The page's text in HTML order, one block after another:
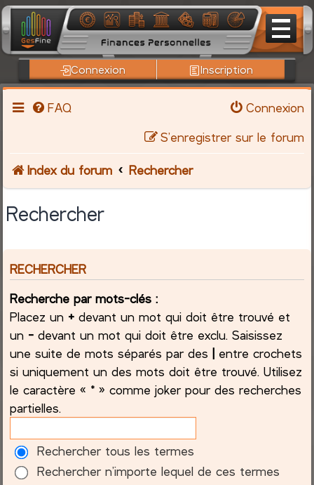
Connexion Inscription
FAQ
Connexion
S’enregistrer sur le forum
Index du forum Rechercher
Rechercher
RECHERCHER
Recherche par mots-clés :
Placez un + devant un mot qui doit être trouvé et
un - devant un mot qui doit être exclu. Saisissez
une suite de mots séparés par des | entre crochets
si uniquement un des mots doit être trouvé. Utilisez
le caractère « * » comme joker pour des recherches
partielles.
Rechercher tous les termes
Rechercher n’importe lequel de ces termes